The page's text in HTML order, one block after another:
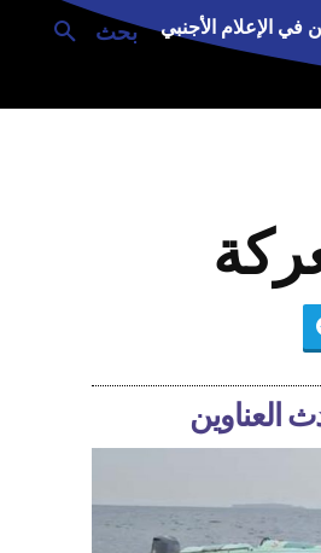
بحث في الإعلام الأجنبي
العناوين